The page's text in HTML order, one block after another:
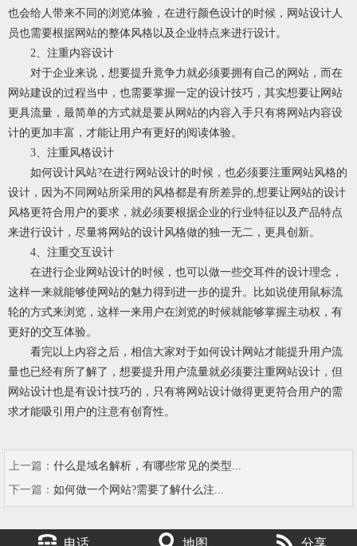
也会给人带来不同的浏览体验，在进行颜色设计的时候，网站设计人
员也需要根据网站的整体风格以及企业特点来进行设计。
2、注重内容设计
对于企业来说，想要提升竟争力就必须要拥有自己的网站，而在
网站建设的过程当中，也需要掌握一定的设计技巧，其实想要让网站
更具流量，最简单的方式就是要从网站的内容入手只有将网站内容设
计的更加丰富，才能让用户有更好的阅读体验。
3、注重风格设计
如何设计风站?在进行网站设计的时候，也必须要注重网站风格的
设计，因为不同网站所采用的风格都是有所差异的,想要让网站的设计
风格更符合用户的要求，就必须要根据企业的行业特征以及产品特点
来进行设计，尽量将网站的设计风格做的独一无二，更具创新。
4、注重交互设计
在进行企业网站设计的时候，也可以做一些交耳件的设计理念，
这样一来就能够使网站的魅力得到进一步的提升。比如说使用鼠标流
轮的方式来浏览，这样一来用户在浏览的时候就能够掌握主动权，有
更好的交互体验。
看完以上内容之后，相信大家对于如何设计网站才能提升用户流
量也已经有所了解了，想要提升用户流量就必须要注重网站设计，但
网站设计也是有设计技巧的，只有将网站设计做得更更符合用户的需
求才能吸引用户的注意有创育性。
上一篇： 什么是域名解析，有哪些常见的类型...
下一篇： 如何做一个网站?需要了解什么注...
电话 地图 分享